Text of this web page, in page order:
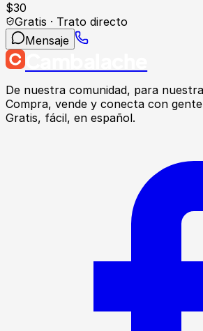
$30
Gratis · Trato directo
Mensaje
De nuestra comunidad, para
Compra, vende y conecta con
Gratis, fácil, en español.